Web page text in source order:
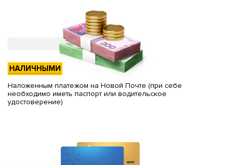
НАЛИЧНЫМИ
Наложенным платежом на Новой Почте (при себе
необходимо иметь паспорт или водительское
удостоверение)